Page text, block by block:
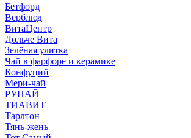
Бетфорд
Верблюд
ВитаЦентр
Дольче Вита
Зелёная улитка
Чай в фарфоре и керамике
Конфуций
Мери-чай
РУПАЙ
ТИАВИТ
Тарлтон
Тянь-жень